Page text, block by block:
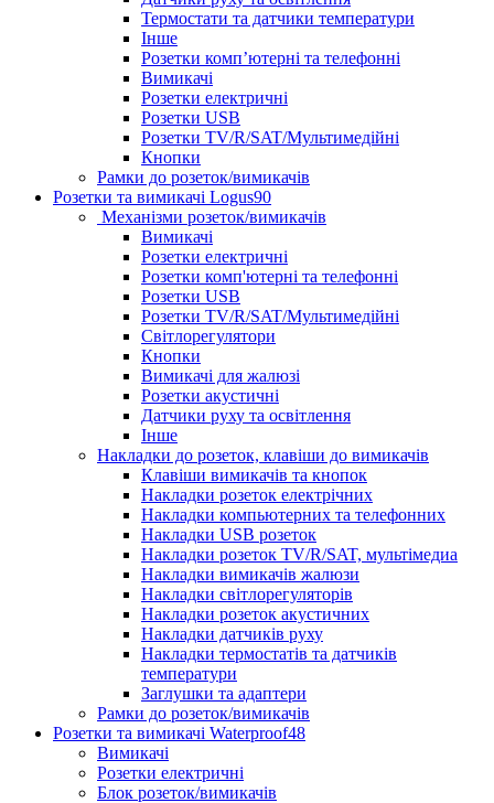
Термостати та датчики температури
Інше
Розетки комп’ютерні та телефонні
Вимикачі
Розетки електричні
Розетки USB
Розетки TV/R/SAT/Мультимедійні
Кнопки
Рамки до розеток/вимикачів
Розетки та вимикачі Logus90
Механізми розеток/вимикачів
Вимикачі
Розетки електричні
Розетки комп'ютерні та телефонні
Розетки USB
Розетки TV/R/SAT/Мультимедійні
Світлорегулятори
Кнопки
Вимикачі для жалюзі
Розетки акустичні
Датчики руху та освітлення
Інше
Накладки до розеток, клавіши до вимикачів
Клавіши вимикачів та кнопок
Накладки розеток електрічних
Накладки компьютерних та телефонних
Накладки USB розеток
Накладки розеток TV/R/SAT, мультімедиа
Накладки вимикачів жалюзи
Накладки світлорегуляторів
Накладки розеток акустичних
Накладки датчиків руху
Накладки термостатів та датчиків
температури
Заглушки та адаптери
Рамки до розеток/вимикачів
Розетки та вимикачі Waterproof48
Вимикачі
Розетки електричні
Блок розеток/вимикачів